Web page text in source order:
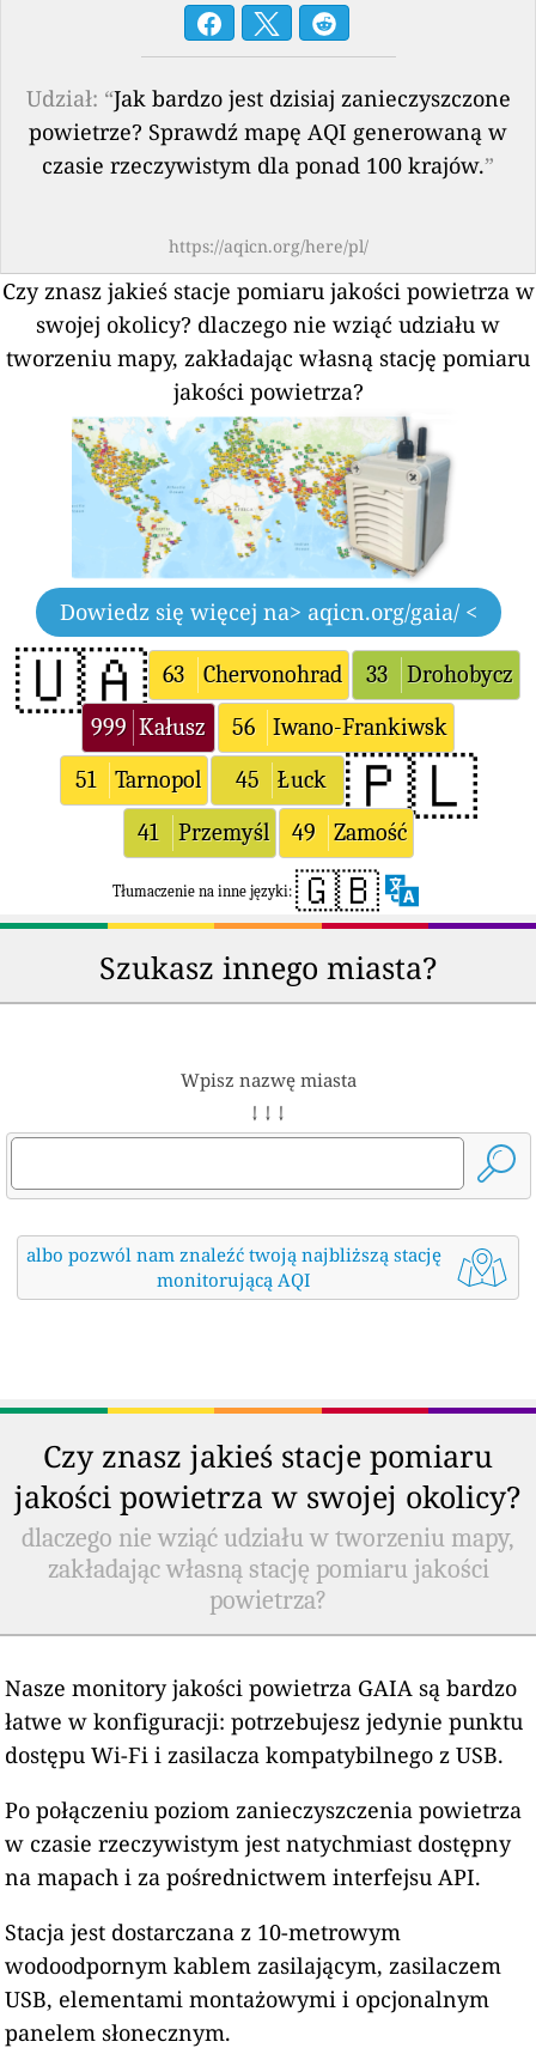
Udział: “Jak bardzo jest dzisiaj zanieczyszczone
powietrze? Sprawdź mapę AQI generowaną w
czasie rzeczywistym dla ponad 100 krajów.”
https://aqicn.org/here/pl/
Czy znasz jakieś stacje pomiaru jakości powietrza w
swojej okolicy? dlaczego nie wziąć udziału w
tworzeniu mapy, zakładając własną stację pomiaru
jakości powietrza?
Dowiedz się więcej na> aqicn.org/gaia/ <
🇺🇦 63 Chervonohrad 33
Drohobycz
999 Kałusz 56
Iwano-Frankiwsk
51
Tarnopol 45 Łuck 🇵🇱
41 Przemyśl 49 Zamość
Tłumaczenie na inne języki: 🇬🇧
Szukasz innego miasta?
Wpisz nazwę miasta
↓ ↓ ↓
albo pozwól nam znaleźć twoją najbliższą stację
monitorującą AQI
Czy znasz jakieś stacje pomiaru
jakości powietrza w swojej okolicy?
dlaczego nie wziąć udziału w tworzeniu mapy,
zakładając własną stację pomiaru jakości
powietrza?
Nasze monitory jakości powietrza GAIA są bardzo
łatwe w konfiguracji: potrzebujesz jedynie punktu
dostępu Wi-Fi i zasilacza kompatybilnego z USB.
Po połączeniu poziom zanieczyszczenia powietrza
w czasie rzeczywistym jest natychmiast dostępny
na mapach i za pośrednictwem interfejsu API.
Stacja jest dostarczana z 10-metrowym
wodoodpornym kablem zasilającym, zasilaczem
USB, elementami montażowymi i opcjonalnym
panelem słonecznym.